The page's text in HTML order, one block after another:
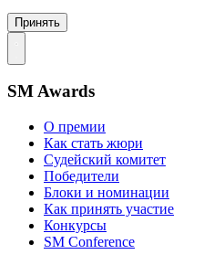
Принять
SM Awards
О премии
Как стать жюри
Судейский комитет
Победители
Блоки и номинации
Как принять участие
Конкурсы
SM Conference